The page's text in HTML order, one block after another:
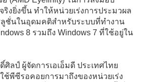
งยิ่งขึ้น ทำให้หน่วยเร่งการประมวผล
ลูชั่นในอุดมคติสำหรับระบบที่ทำงาน
8 รวมถึง Windows 7 ที่ใช้อยู่ใน
ลป์ ผู้จัดการเอเอ็มดี ประเทศไทย
ช้พีซีรอคอยการมาถึงของหน่วยเร่ง